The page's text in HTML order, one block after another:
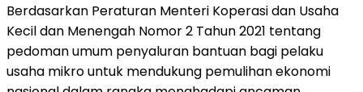
Berdasarkan Peraturan Menteri Koperasi dan Usaha
Kecil dan Menengah Nomor 2 Tahun 2021 tentang
pedoman umum penyaluran bantuan bagi pelaku
usaha mikro untuk mendukung pemulihan ekonomi